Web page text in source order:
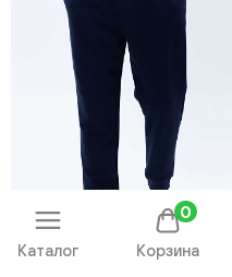
Каталог Корзина
0